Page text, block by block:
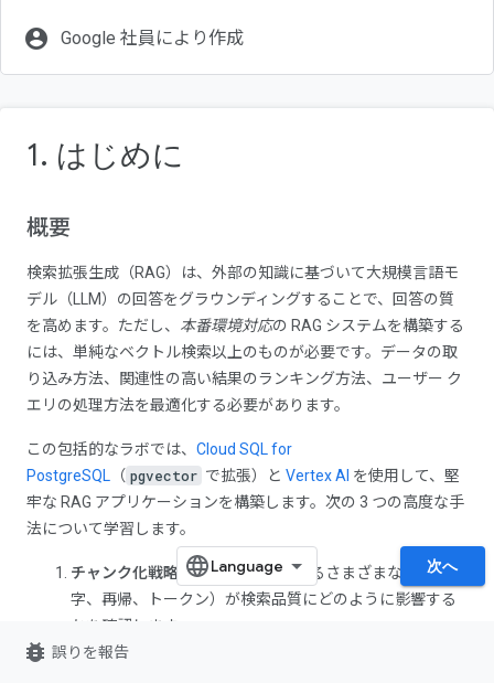
account_circle Google 社員により作成
1. はじめに
概要
検索拡張生成（RAG）は、外部の知識に基づいて大規模言語モ
デル（LLM）の回答をグラウンディングすることで、回答の質
を高めます。ただし、 本番環境対応の RAG システムを構築する
には、単純なベクトル検索以上のものが必要です。データの取
り込み方法、関連性の高い結果のランキング方法、ユーザー ク
エリの処理方法を最適化する必要があります。
この包括的なラボでは、 Cloud SQL for
PostgreSQL （ pgvector で拡張）と Vertex AI を使用して、堅
牢な RAG アプリケーションを構築します。次の 3 つの高度な手
法について学習します。
チャンク化戦略: テキストを分割するさまざまな方法（文
字、再帰、トークン）が検索品質にどのように影響する
かを確認します。
再ランキング:
次へ
bug_report 誤りを報告